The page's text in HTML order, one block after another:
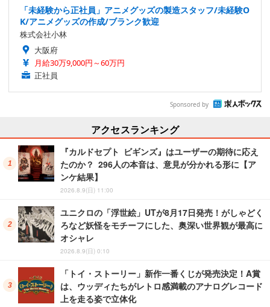
「未経験から正社員」アニメグッズの製造スタッフ/未経験O
K/アニメグッズの作成/ブランク歓迎
株式会社小林
大阪府
月給30万9,000円～60万円
正社員
Sponsored by
アクセスランキング
『カルドセプト ビギンズ』はユーザーの期待に応え
たのか？ 296人の本音は、意見が分かれる形に【ア
ンケ結果】
2026.8.9(日) 11:00
ユニクロの「浮世絵」UTが8月17日発売！がしゃどく
ろなど妖怪をモチーフにした、奥深い世界観が最高に
オシャレ
2026.8.9(日) 0:10
「トイ・ストーリー」新作一番くじが発売決定！A賞
は、ウッディたちがレトロ感満載のアナログレコード
上を走る姿で立体化